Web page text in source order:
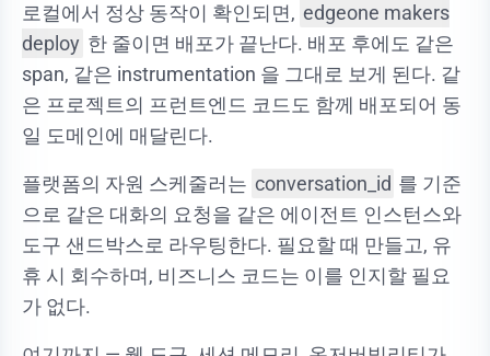
로컬에서 정상 동작이 확인되면, edgeone makers
deploy 한 줄이면 배포가 끝난다. 배포 후에도 같은
span, 같은 instrumentation 을 그대로 보게 된다. 같
은 프로젝트의 프런트엔드 코드도 함께 배포되어 동
일 도메인에 매달린다.
플랫폼의 자원 스케줄러는 conversation_id 를 기준
으로 같은 대화의 요청을 같은 에이전트 인스턴스와
도구 샌드박스로 라우팅한다. 필요할 때 만들고, 유
휴 시 회수하며, 비즈니스 코드는 이를 인지할 필요
가 없다.